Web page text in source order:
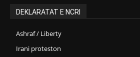
DEKLARATAT E NCRI
Ashraf / Liberty
Irani proteston